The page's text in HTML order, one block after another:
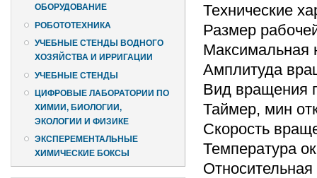
ОБОРУДОВАНИЕ
РОБОТОТЕХНИКА
УЧЕБНЫЕ СТЕНДЫ ВОДНОГО
ХОЗЯЙСТВА И ИРРИГАЦИИ
УЧЕБНЫЕ СТЕНДЫ
ЦИФРОВЫЕ ЛАБОРАТОРИИ ПО
ХИМИИ, БИОЛОГИИ,
ЭКОЛОГИИ И ФИЗИКЕ
ЭКСПЕРЕМЕНТАЛЬНЫЕ
ХИМИЧЕСКИЕ БОКСЫ
Технические
Размер
Максимальная
Амплитуда
Вид вращения
Таймер, мин
Скорость
Температура